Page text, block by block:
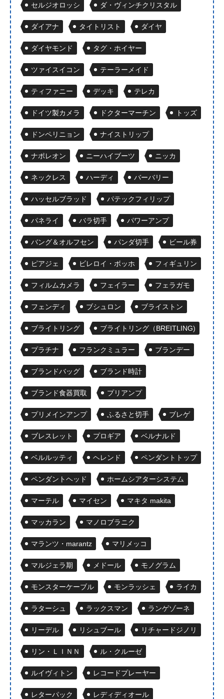
セルジオロッシ ダ・ヴィンチクリスタル
ダイアナ タイトリスト ダイヤ
ダイヤモンド タグ・ホイヤー
ツァイスイコン テーラーメイド
ティファニー デッキ テレカ
ドイツ製カメラ ドクターマーチン トッズ
ドンペリニョン ナイストリップ
ナポレオン ニーハイブーツ ニッカ
ネックレス ハーディ バーバリー
ハッセルブラッド パテックフィリップ
パネライ バラ切手 パワーアンプ
バング＆オルフセン パンダ切手 ビール券
ピアジェ ビレロイ・ボッホ フィギュリン
フィルムカメラ フェイラー フェラガモ
フェンディ ブシュロン ブライストン
ブライトリング ブライトリング（BREITLING)
プラチナ フランクミュラー ブランデー
ブランドバッグ ブランド時計
ブランド食器買取 プリアンプ
プリメインアンプ ふるさと切手 ブレゲ
ブレスレット プロギア ベルナルド
ベルルッティ ヘレンド ペンダントトップ
ペンダントヘッド ホームシアターシステム
マーテル マイセン マキタ makita
マッカラン マノロブラニク
マランツ・marantz マリメッコ
マルジェラ期 メドール モノグラム
モンスターケーブル モンラッシェ ライカ
ラターシュ ラックスマン ランゲゾーネ
リーデル リシュブール リチャードジノリ
リン・ＬＩＮＮ ル・クルーゼ
ルイヴィトン レコードプレーヤー
レターパック レディディオール